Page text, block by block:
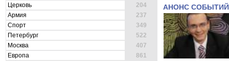
Церковь
204
Армия
237
Спорт
349
Петербург
522
Москва
407
Европа
861
АНОНС СОБЫТИЙ